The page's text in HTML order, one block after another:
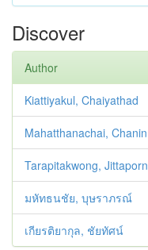
Discover
Author
Kiattiyakul, Chaiyathad
Mahatthanachai, Chanin
Tarapitakwong, Jittaporn
มหัทธนชัย, บุษราภรณ์
เกียรติยากุล, ชัยทัศน์